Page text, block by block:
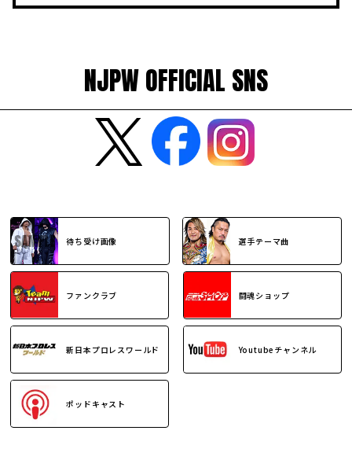
NJPW OFFICIAL SNS
待ち受け画像 選手テーマ曲
ファンクラブ 闘魂ショップ
新日本プロレスワールド Youtubeチャンネル
ポッドキャスト